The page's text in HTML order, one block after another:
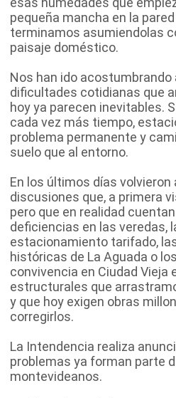
pequeña mancha en la
terminamos asumiendolas
paisaje doméstico.
Nos han ido acostumbrando
dificultades cotidianas que
hoy ya parecen inevitables.
cada vez más tiempo,
problema permanente y
suelo que al entorno.
En los últimos días volvieron
discusiones que, a primera
pero que en realidad
deficiencias en las veredas,
estacionamiento tarifado,
históricas de La Aguada o
convivencia en Ciudad Vieja
estructurales que
y que hoy exigen obras
corregirlos.
La Intendencia realiza
problemas ya forman parte
montevideanos.